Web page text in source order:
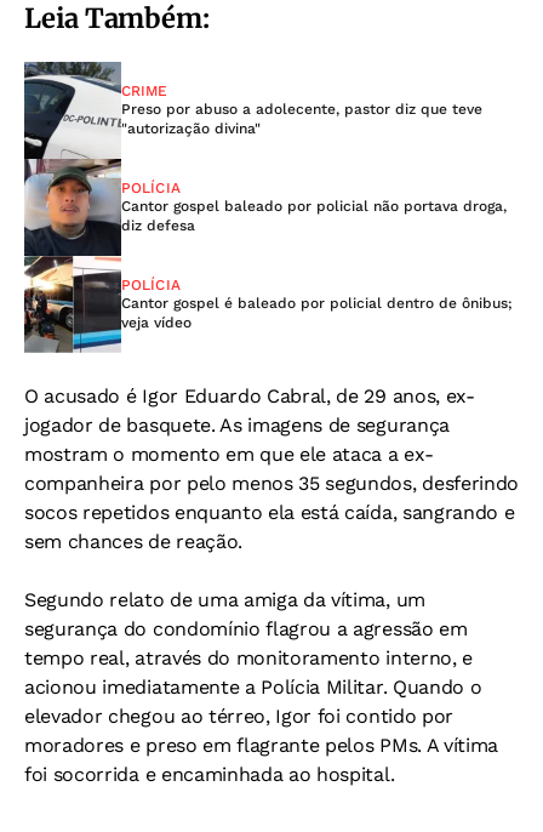
Leia Também:
CRIME
Preso por abuso a adolecente, pastor diz que teve
"autorização divina"
POLÍCIA
Cantor gospel baleado por policial não portava droga,
diz defesa
POLÍCIA
Cantor gospel é baleado por policial dentro de ônibus;
veja vídeo
O acusado é Igor Eduardo Cabral, de 29 anos, ex-
jogador de basquete. As imagens de segurança
mostram o momento em que ele ataca a ex-
companheira por pelo menos 35 segundos, desferindo
socos repetidos enquanto ela está caída, sangrando e
sem chances de reação.
Segundo relato de uma amiga da vítima, um
segurança do condomínio flagrou a agressão em
tempo real, através do monitoramento interno, e
acionou imediatamente a Polícia Militar. Quando o
elevador chegou ao térreo, Igor foi contido por
moradores e preso em flagrante pelos PMs. A vítima
foi socorrida e encaminhada ao hospital.